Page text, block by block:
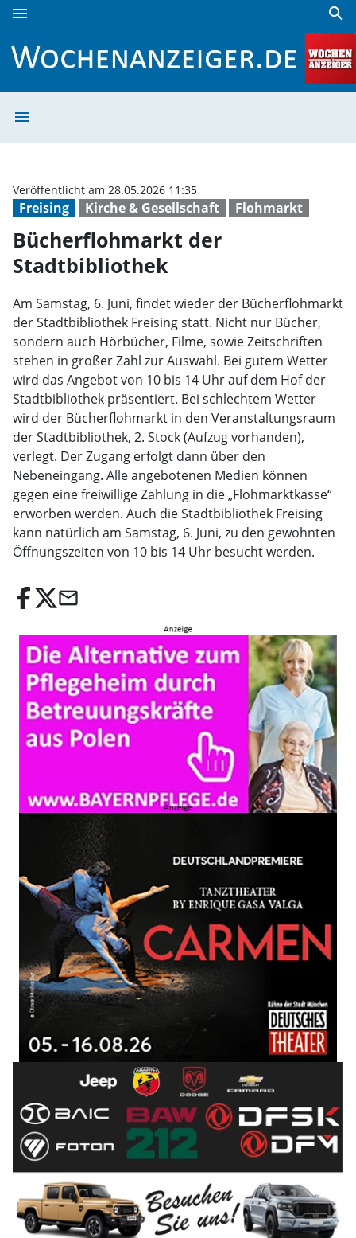
menu search
menu
Freising Kirche & Gesellschaft Flohmarkt
Veröffentlicht am 28.05.2026 11:35
Bücherflohmarkt der
Stadtbibliothek
Am Samstag, 6. Juni, findet wieder der Bücherflohmarkt
der Stadtbibliothek Freising statt. Nicht nur Bücher,
sondern auch Hörbücher, Filme, sowie Zeitschriften
stehen in großer Zahl zur Auswahl. Bei gutem Wetter
wird das Angebot von 10 bis 14 Uhr auf dem Hof der
Stadtbibliothek präsentiert. Bei schlechtem Wetter
wird der Bücherflohmarkt in den Veranstaltungsraum
der Stadtbibliothek, 2. Stock (Aufzug vorhanden),
verlegt. Der Zugang erfolgt dann über den
Nebeneingang. Alle angebotenen Medien können
gegen eine freiwillige Zahlung in die „Flohmarktkasse“
erworben werden. Auch die Stadtbibliothek Freising
kann natürlich am Samstag, 6. Juni, zu den gewohnten
Öffnungszeiten von 10 bis 14 Uhr besucht werden.
email